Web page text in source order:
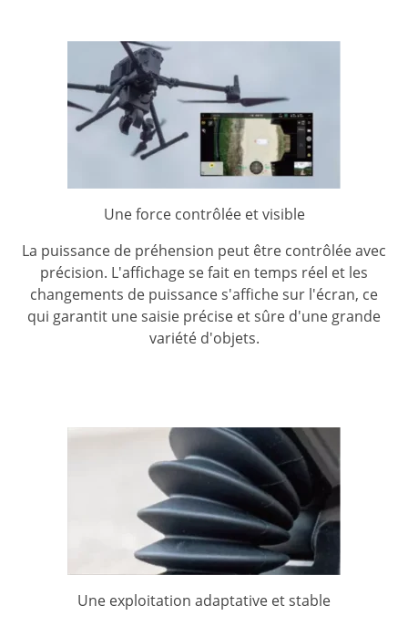
Une force contrôlée et visible
La puissance de préhension peut être contrôlée avec
précision. L'affichage se fait en temps réel et les
changements de puissance s'affiche sur l'écran, ce
qui garantit une saisie précise et sûre d'une grande
variété d'objets.
Une exploitation adaptative et stable